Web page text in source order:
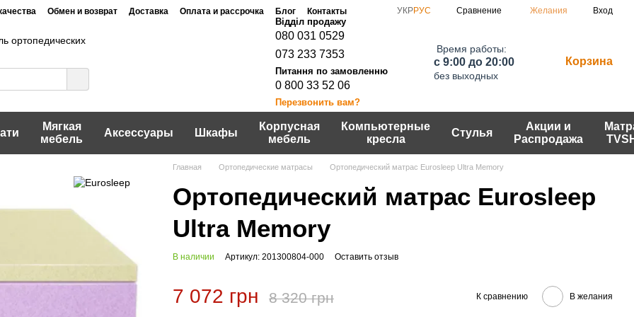
Обмен и возврат Доставка Оплата и рассрочка Блог
Контакты
Договор публичной оферты
УКРРУС Сравнение Желания Вход
ортопедических
080 031 0529
073 233 7353
0 800 33 52 06
Перезвонить вам?
Время работы:
c 9:00 до 20:00
без выходных
Корзина
Мягкая
мебель
Аксессуары Шкафы
Корпусная
мебель
Компьютерные
кресла
Стулья
Акции и
Распродажа
Главная Ортопедические матрасы Ортопедический матрас Eurosleep Ultra Memory
Ортопедический матрас Eurosleep
Ultra Memory
В наличии Артикул: 201300804-000 Оставить отзыв
7 072 грн 8 320 грн К сравнению В желания